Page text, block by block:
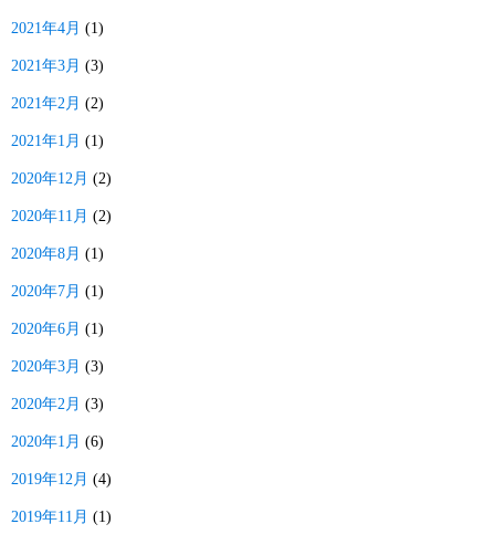
2021年4月 (1)
2021年3月 (3)
2021年2月 (2)
2021年1月 (1)
2020年12月 (2)
2020年11月 (2)
2020年8月 (1)
2020年7月 (1)
2020年6月 (1)
2020年3月 (3)
2020年2月 (3)
2020年1月 (6)
2019年12月 (4)
2019年11月 (1)